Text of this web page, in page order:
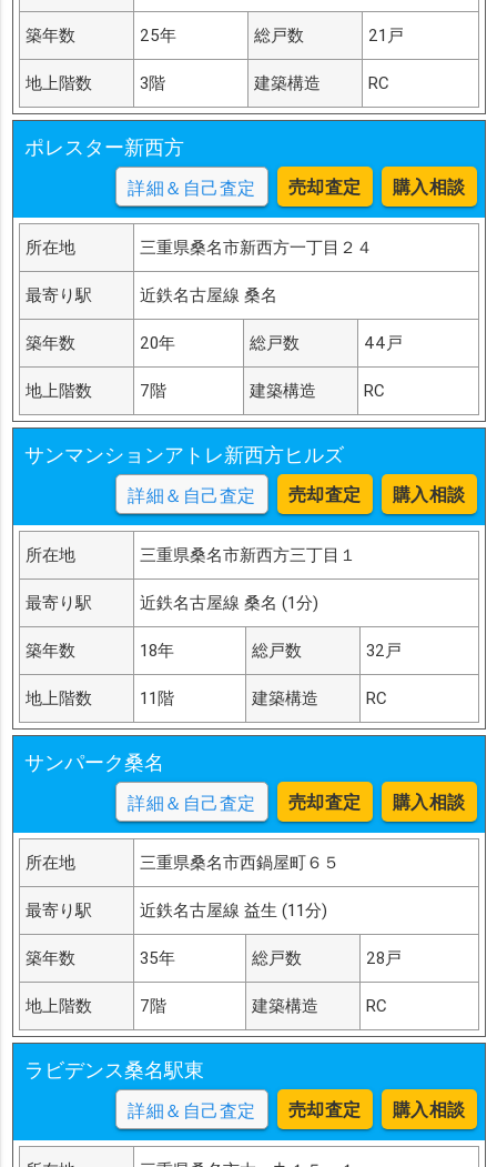
築年数 25年 総戸数 21戸
地上階数 3階 建築構造 RC
ポレスター新西方
詳細＆自己査定 売却査定 購入相談
所在地 三重県桑名市新西方一丁目２４
最寄り駅 近鉄名古屋線 桑名
築年数 20年 総戸数 44戸
地上階数 7階 建築構造 RC
サンマンションアトレ新西方ヒルズ
詳細＆自己査定 売却査定 購入相談
所在地 三重県桑名市新西方三丁目１
最寄り駅 近鉄名古屋線 桑名 (1分)
築年数 18年 総戸数 32戸
地上階数 11階 建築構造 RC
サンパーク桑名
詳細＆自己査定 売却査定 購入相談
所在地 三重県桑名市西鍋屋町６５
最寄り駅 近鉄名古屋線 益生 (11分)
築年数 35年 総戸数 28戸
地上階数 7階 建築構造 RC
ラビデンス桑名駅東
詳細＆自己査定 売却査定 購入相談